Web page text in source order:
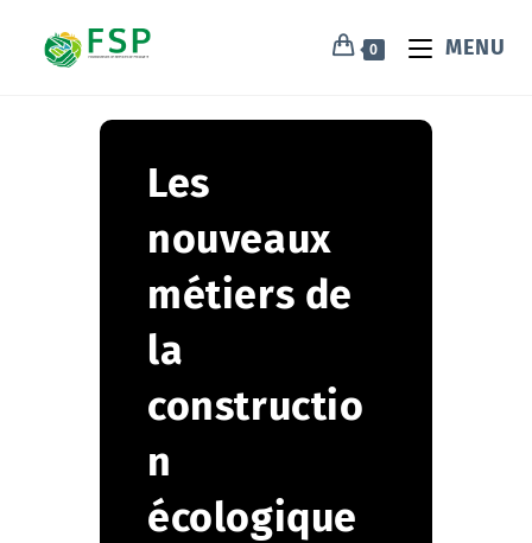
0 MENU
Les
nouveaux
métiers de
la
constructio
n
écologique